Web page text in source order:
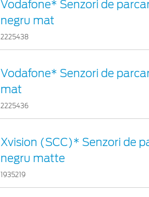
Vodafone* Senzori de
negru mat
2225438
Vodafone* Senzori de
mat
2225436
Xvision (SCC)* Senzori de
negru matte
1935219